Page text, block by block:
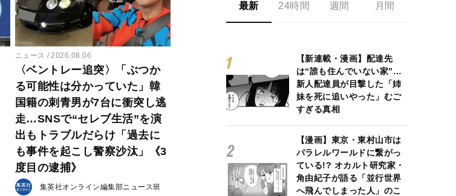
ニュース 2026.08.06
〈ベントレー追突〉「ぶつか
る可能性は分かっていた」韓
国籍の刺青男が7台に衝突し逃
走…SNSで“セレブ生活”を演
出もトラブルだらけ「過去に
も事件を起こし警察沙汰」《3
度目の逮捕》
集英社オンライン編集部ニュース班
最新 24時間 週間 月間
【新連載・漫画】配達先
は“誰も住んでいない家”…
新人配達員が目撃した「姉
妹を死に追いやった」むご
すぎる真相
【漫画】東京・東村山市は
パラレルワールドに繋がっ
ている!? オカルト研究家・
角由紀子が語る「並行世界
へ飛んでしまった人」のこ